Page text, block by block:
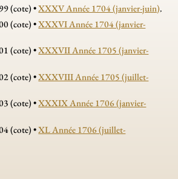
(cote) •XXXV Année 1704 (janvier-juin).
(cote) •XXXVI Année 1704 (janvier-
(cote) •XXXVII Année 1705 (janvier-
(cote) •XXXVIII Année 1705 (juillet-
(cote) •XXXIX Année 1706 (janvier-
(cote) •XL Année 1706 (juillet-